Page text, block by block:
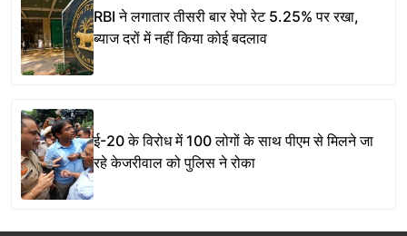
RBI ने लगातार तीसरी बार रेपो रेट 5.25% पर रखा,
ब्याज दरों में नहीं किया कोई बदलाव
ई-20 के विरोध में 100 लोगों के साथ पीएम से मिलने जा
रहे केजरीवाल को पुलिस ने रोका